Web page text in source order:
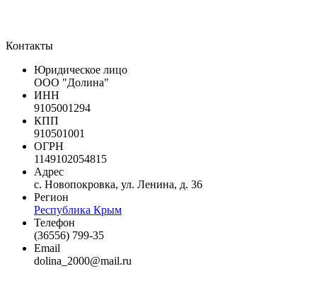
Контакты
Юридическое лицо
ООО "Долина"
ИНН
9105001294
КПП
910501001
ОГРН
1149102054815
Адрес
с. Новопокровка, ул. Ленина, д. 36
Регион
Республика Крым
Телефон
(36556) 799-35
Email
dolina_2000@mail.ru